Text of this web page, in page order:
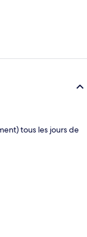
tous les jours de